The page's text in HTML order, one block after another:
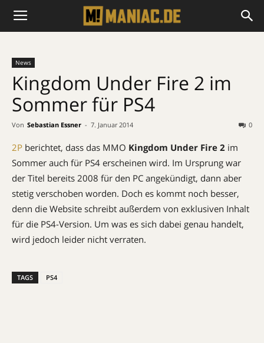
News
Kingdom Under Fire 2 im
Sommer für PS4
Von Sebastian Essner - 7. Januar 2014 0
2P berichtet, dass das MMO Kingdom Under Fire 2 im
Sommer auch für PS4 erscheinen wird. Im Ursprung war
der Titel bereits 2008 für den PC angekündigt, dann aber
stetig verschoben worden. Doch es kommt noch besser,
denn die Website schreibt außerdem von exklusiven Inhalt
für die PS4-Version. Um was es sich dabei genau handelt,
wird jedoch leider nicht verraten.
TAGS PS4